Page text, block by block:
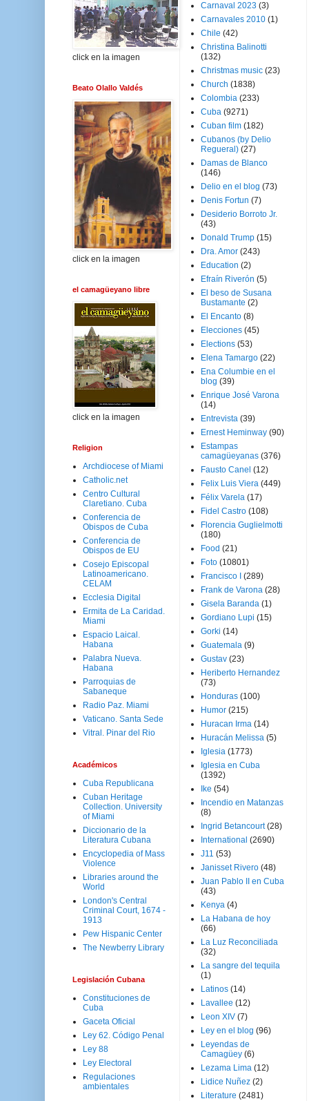
click en la imagen
Beato Olallo Valdés
click en la imagen
el camagüeyano libre
click en la imagen
Religion
Archdiocese of Miami
Catholic.net
Centro Cultural
Claretiano. Cuba
Conferencia de
Obispos de Cuba
Conferencia de
Obispos de EU
Cosejo Episcopal
Latinoamericano.
CELAM
Ecclesia Digital
Ermita de La Caridad.
Miami
Espacio Laical.
Habana
Palabra Nueva.
Habana
Parroquias de
Sabaneque
Radio Paz. Miami
Vaticano. Santa Sede
Vitral. Pinar del Rio
Académicos
Cuba Republicana
Cuban Heritage
Collection. University
of Miami
Diccionario de la
Literatura Cubana
Encyclopedia of Mass
Violence
Libraries around the
World
London's Central
Criminal Court, 1674 -
1913
Pew Hispanic Center
The Newberry Library
Legislación Cubana
Constituciones de
Cuba
Gaceta Oficial
Ley 62. Código Penal
Ley 88
Ley Electoral
Regulaciones
ambientales
Carnaval 2023 (3)
Carnavales 2010 (1)
Chile (42)
Christina Balinotti
(132)
Christmas music (23)
Church (1838)
Colombia (233)
Cuba (9271)
Cuban film (182)
Cubanos (by Delio
Regueral) (27)
Damas de Blanco
(146)
Delio en el blog (73)
Denis Fortun (7)
Desiderio Borroto Jr.
(43)
Donald Trump (15)
Dra. Amor (243)
Education (2)
Efraín Riverón (5)
El beso de Susana
Bustamante (2)
El Encanto (8)
Elecciones (45)
Elections (53)
Elena Tamargo (22)
Ena Columbie en el
blog (39)
Enrique José Varona
(14)
Entrevista (39)
Ernest Heminway (90)
Estampas
camagüeyanas (376)
Fausto Canel (12)
Felix Luis Viera (449)
Félix Varela (17)
Fidel Castro (108)
Florencia Guglielmotti
(180)
Food (21)
Foto (10801)
Francisco I
(289)
Frank de Varona (28)
Gisela Baranda (1)
Gordiano Lupi (15)
Gorki (14)
Guatemala (9)
Gustav (23)
Heriberto Hernandez
(73)
Honduras (100)
Humor (215)
Huracan Irma (14)
Huracán Melissa (5)
Iglesia (1773)
Iglesia en Cuba
(1392)
Ike (54)
Incendio en Matanzas
(8)
Ingrid Betancourt (28)
International (2690)
J11 (53)
Janisset Rivero (48)
Juan Pablo II en Cuba
(43)
Kenya (4)
La Habana de hoy
(66)
La Luz Reconciliada
(32)
La sangre del tequila
(1)
Latinos (14)
Lavallee (12)
Leon XIV (7)
Ley en el blog (96)
Leyendas de
Camagüey (6)
Lezama Lima (12)
Lidice Nuñez (2)
Literature (2481)